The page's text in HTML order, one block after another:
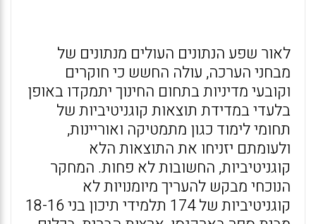
לאור שפע הנתונים העולים מנתונים של
מבחני הערכה, עולה החשש כי חוקרים
וקובעי מדיניות בתחום החינוך יתמקדו באופן
בלעדי במדידת תוצאות קוגניטיביות של
תחומי לימוד כגון מתמטיקה ואוריינות,
ולעומתם יזניחו את התוצאות הלא
קוגניטיביות, החשובות לא פחות. המחקר
הנוכחי מבקש להעריך מיומנויות לא
קוגניטיביות של 174 תלמידי תיכון בני 18-16